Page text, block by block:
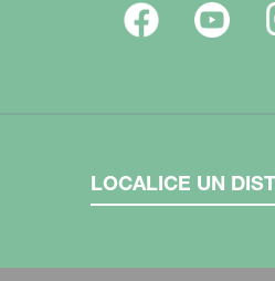
LOCALICE UN